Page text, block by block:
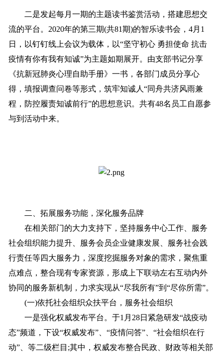
二是发起每月一期的主题读书鉴赏活动，搭建思想交
流的平台。2020年的第三期(共81期)的智乐读书会，4月1
日，以钉钉线上会议为载体，以“坚守初心 勇担使命 抗击
疫情有你有我有知诚”为主题如期展开。由支部书记分享
《抗新冠肺炎心理自助手册》一书，各部门成员分享心
得，填报调查问卷等形式，筑牢知诚人“同舟共济风雨兼
程，防控履责知诚前行”的思想意识。共有48名员工自愿参
与到活动中来。
二、拓展服务功能，深化服务品牌
在相关部门的大力支持下，坚持服务中心工作、服务
社会组织能力提升、服务会员企业健康发展、服务社会践
行责任等四大服务力，深度挖掘服务对象的需求，聚焦重
点难点，整合现有专家资源，形成上下联动左右互动内外
协同的服务新机制，力求实现从“尽我所有”到“尽你所需”。
(一)依托社会组织众扶平台，服务社会组织
一是强化权威发布平台。于1月28日紧急研发“战疫动
态”频道，下设“权威发布”、“疫情问答”、“社会组织在行
动”、等二级栏目;其中，权威发布整合民政、财政等相关部